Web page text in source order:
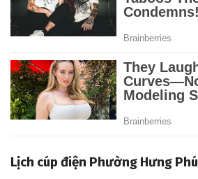
Lịch cúp điện Phường Hưng Phú